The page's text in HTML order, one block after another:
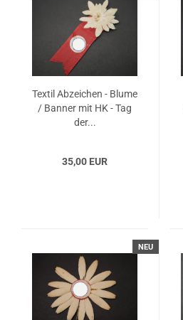
Textil Abzeichen - Blume
/ Banner mit HK - Tag
der...
35,00 EUR
NEU